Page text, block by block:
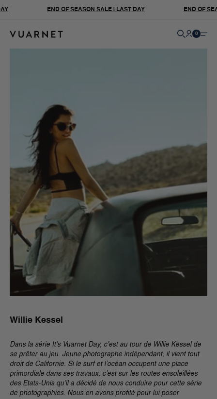
END OF SEASON SALE | LAST DAY END OF
Mon
Panier
0 0
Willie Kessel
Dans la série It’s Vuarnet Day, c’est au tour de Willie Kessel de
se prêter au jeu. Jeune photographe indépendant, il vient tout
droit de Californie. Si le surf et l’océan occupent une place
primordiale dans ses travaux, c’est sur les routes ensoleillées
des Etats-Unis qu’il a décidé de nous conduire pour cette série
de photographies. Nous en avons profité pour lui poser